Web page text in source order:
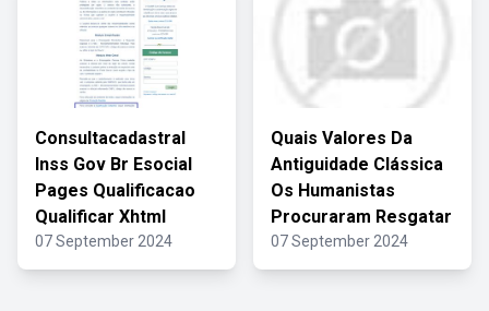
Consultacadastral
Inss Gov Br Esocial
Pages Qualificacao
Qualificar Xhtml
07 September 2024
Quais Valores Da
Antiguidade Clássica
Os Humanistas
Procuraram Resgatar
07 September 2024